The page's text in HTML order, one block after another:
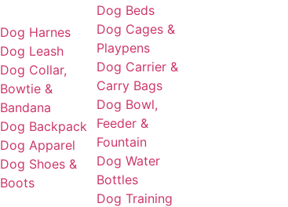
Dog Harnes
Dog Leash
Dog Collar,
Bowtie &
Bandana
Dog Backpack
Dog Apparel
Dog Shoes &
Boots
Dog Beds
Dog Cages &
Playpens
Dog Carrier &
Carry Bags
Dog Bowl,
Feeder &
Fountain
Dog Water
Bottles
Dog Training